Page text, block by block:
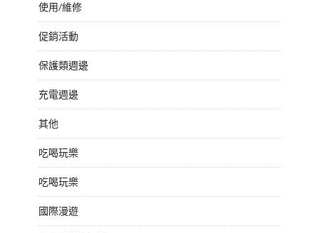
使用/維修
促銷活動
保護類週邊
充電週邊
其他
吃喝玩樂
吃喝玩樂
國際漫遊